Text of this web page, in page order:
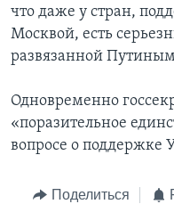
что даже у стран,
Москвой, есть
развязанной
Одновременно
«поразительное
вопросе о поддержке
Поделиться